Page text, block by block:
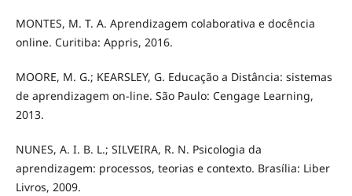
MONTES, M. T. A. Aprendizagem colaborativa e docência
online. Curitiba: Appris, 2016.
MOORE, M. G.; KEARSLEY, G. Educação a Distância: sistemas
de aprendizagem on-line. São Paulo: Cengage Learning,
2013.
NUNES, A. I. B. L.; SILVEIRA, R. N. Psicologia da
aprendizagem: processos, teorias e contexto. Brasília: Liber
Livros, 2009.